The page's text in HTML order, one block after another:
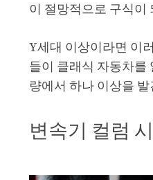
이 절망적으로 구식이
Y세대 이상이라면 이
들이 클래식 자동차를
량에서 하나 이상을
변속기 컬럼